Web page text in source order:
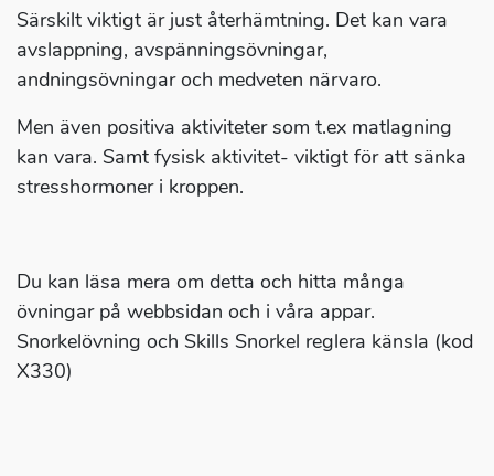
Särskilt viktigt är just återhämtning. Det kan vara
avslappning, avspänningsövningar,
andningsövningar och medveten närvaro.
Men även positiva aktiviteter som t.ex matlagning
kan vara. Samt fysisk aktivitet- viktigt för att sänka
stresshormoner i kroppen.
Du kan läsa mera om detta och hitta många
övningar på webbsidan och i våra appar.
Snorkelövning och Skills Snorkel reglera känsla (kod
X330)